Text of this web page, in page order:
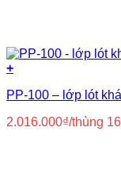
+
PP-100 – lớp lót
2.016.000₫/thùng